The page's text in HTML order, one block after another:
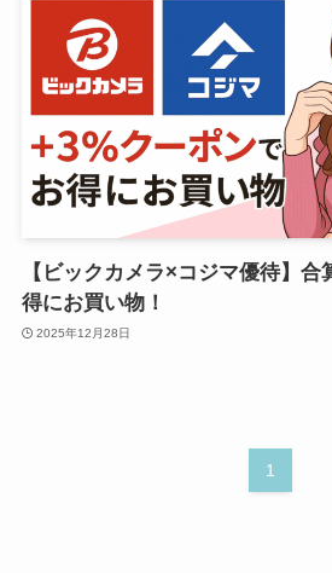
【ビックカメラ×コジマ優待】
得にお買い物！
2025年12月28日
1